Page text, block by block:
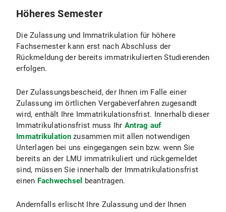
Mitgliedslandes der EU gleichgestellt, die in der
von Staatsangehörigen eines anderen
Mitgliedslandes der EU oder von Vertragsstaaten
des Abkommens über den Europäischen
Wirtschaftsraum sind, sofern diese
Deutschland beschäftigt sind oder waren.
Ferner sind Staatsangehörige eines
Mitgliedslandes der EU gleichgestellt, die in der
Bundesrepublik Deutschland wohnende andere
Familienangehörige im Sinne des Art. 10 der
Verordnung (EWG) Nr. 1612/68 von
Staatsangehörigen eines anderen
Mitgliedsstaates der EU oder von
Vertragsstaaten des Abkommens über den
diese Staatsangehörigen in der Bundesrepublik
Höheres Semester
Die Zulassung und Immatrikulation für höhere
Fachsemester kann erst nach Abschluss der
Rückmeldung der bereits immatrikulierten Studierenden
erfolgen.
Der Zulassungsbescheid, der Ihnen im Falle einer
Zulassung im örtlichen Vergabeverfahren zugesandt
wird, enthält Ihre Immatrikulationsfrist. Innerhalb dieser
Immatrikulationsfrist muss Ihr Antrag auf
Immatrikulation zusammen mit allen notwendigen
Unterlagen bei uns eingegangen sein bzw. wenn Sie
bereits an der LMU immatrikuliert und rückgemeldet
sind, müssen Sie innerhalb der Immatrikulationsfrist
einen Fachwechsel beantragen.
Andernfalls erlischt Ihre Zulassung und der Ihnen